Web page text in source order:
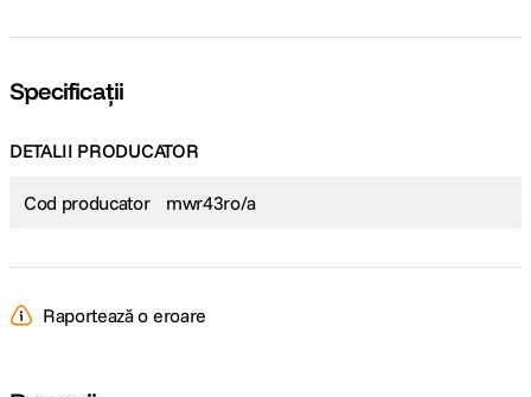
Specificații
DETALII PRODUCATOR
Cod producator mwr43ro/a
Raportează o eroare